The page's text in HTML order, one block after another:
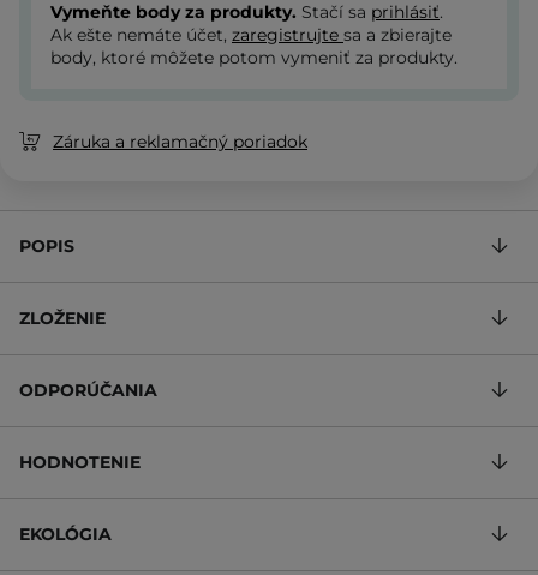
Vymeňte body za produkty. Stačí sa prihlásiť.
Ak ešte nemáte účet, zaregistrujte sa a zbierajte
body, ktoré môžete potom vymeniť za produkty.
Záruka a reklamačný poriadok
POPIS
ZLOŽENIE
ODPORÚČANIA
HODNOTENIE
EKOLÓGIA